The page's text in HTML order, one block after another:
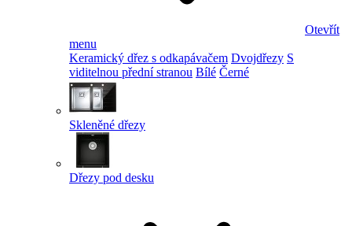
Otevřít
menu
Keramický dřez s odkapávačem Dvojdřezy S
viditelnou přední stranou Bílé Černé
Skleněné dřezy
Dřezy pod desku